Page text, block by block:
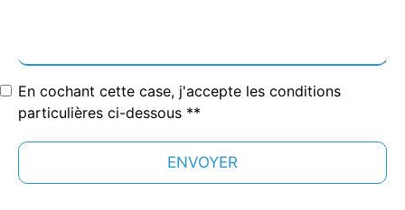
En cochant cette case, j'accepte les conditions
particulières ci-dessous **
ENVOYER